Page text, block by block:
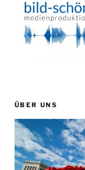
ÜBER UNS